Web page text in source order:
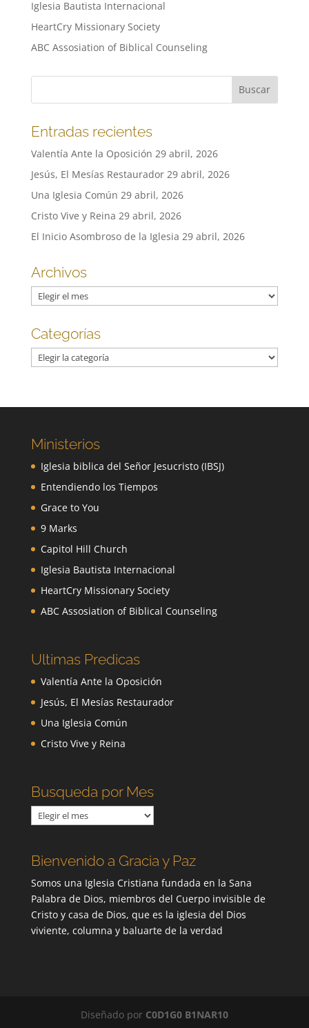
Iglesia Bautista Internacional
HeartCry Missionary Society
ABC Assosiation of Biblical Counseling
Entradas recientes
Valentía Ante la Oposición 29 abril, 2026
Jesús, El Mesías Restaurador 29 abril, 2026
Una Iglesia Común 29 abril, 2026
Cristo Vive y Reina 29 abril, 2026
El Inicio Asombroso de la Iglesia 29 abril, 2026
Archivos
Archivos
Categorías
Categorías
Ministerios
Iglesia biblica del Señor Jesucristo (IBSJ)
Entendiendo los Tiempos
Grace to You
9 Marks
Capitol Hill Church
Iglesia Bautista Internacional
HeartCry Missionary Society
ABC Assosiation of Biblical Counseling
Ultimas Predicas
Valentía Ante la Oposición
Jesús, El Mesías Restaurador
Una Iglesia Común
Cristo Vive y Reina
Busqueda por Mes
Busqueda
por
Bienvenido a Gracia y Paz
Somos una Iglesia Cristiana fundada en la Sana
Palabra de Dios, miembros del Cuerpo invisible de
Cristo y casa de Dios, que es la iglesia del Dios
viviente, columna y baluarte de la verdad
Diseñado por C0D1G0 B1NAR10